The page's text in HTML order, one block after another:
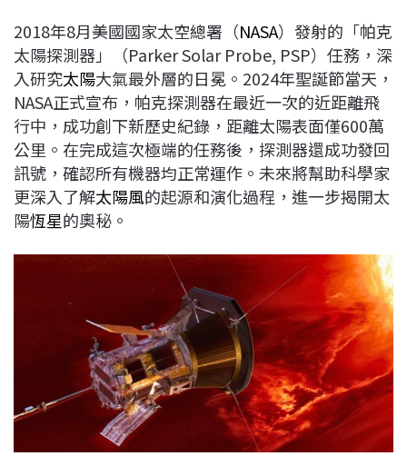
b
o
o
k
a
d
s
e
d
I
n
L
i
n
k
2018年8月美國國家太空總署（NASA）發射的「帕克
太陽探測器」（Parker Solar Probe, PSP）任務，深
入研究太陽大氣最外層的日冕。2024年聖誕節當天，
NASA正式宣布，帕克探測器在最近一次的近距離飛
行中，成功創下新歷史紀錄，距離太陽表面僅600萬
公里。在完成這次極端的任務後，探測器還成功發回
訊號，確認所有機器均正常運作。未來將幫助科學家
更深入了解太陽風的起源和演化過程，進一步揭開太
陽恆星的奧秘。